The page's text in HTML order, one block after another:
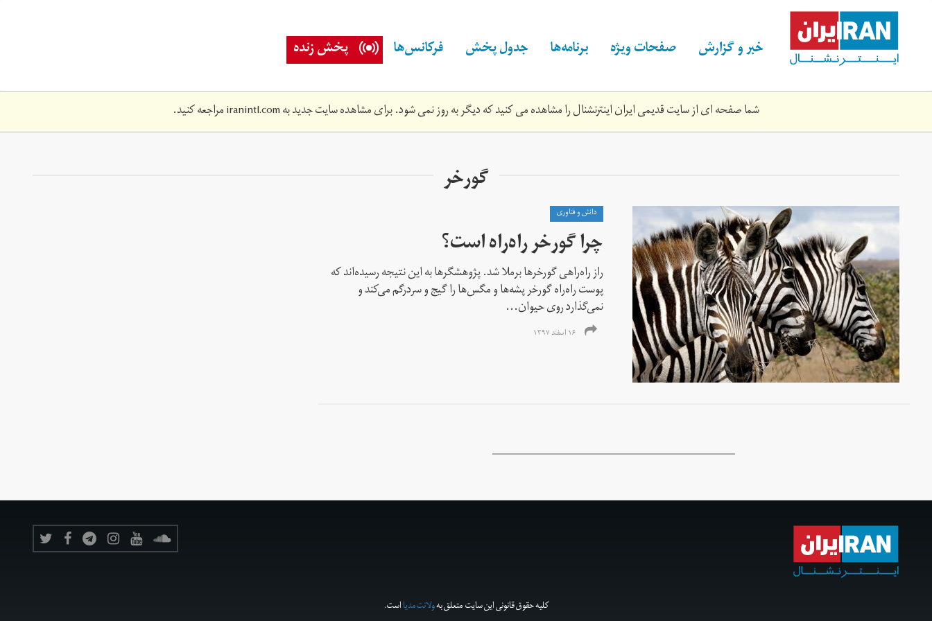
content خبر و گزارش صفحات ویژه برنامه‌ها جدول پخش فرکانس‌ها پخش زنده
شما صفحه ای از سایت قدیمی ایران اینترنشنال را مشاهده می کنید که دیگر به روز نمی شود. برای مشاهده سایت جدید بهiranintl.comمراجعه کنید.
گورخر
دانش و فناوری
چرا گورخر راه‌راه است؟
راز راه‌راهی گورخرها برملا شد. پژوهشگرها به این نتیجه رسیده‌اند که
پوست راه‌راه گورخر پشه‌ها و مگس‌ها را گیج و سردرگم می‌کند و
نمی‌گذارد روی حیوان...
۱۶ اسفند ۱۳۹۷
کلیه حقوق قانونی این سایت متعلق بهولانت‌مدیااست.